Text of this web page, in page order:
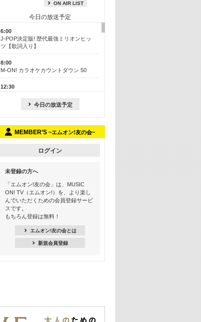
ON AIR LIST
今日の放送予定
6:00
J-POP決定版! 歴代最強ミリオンヒッ
ツ【歌詞入り】
8:00
M-ON! カラオケカウントダウン 50
12:30
18:30
Hits ON! 最新アニメ主題歌特集 ＜＃
17＞
19:30
Kis-My-Ft2特集
NEWS特集
エムオン! ビッグヒッツ
今日の放送予定
MEMBER’S ~エムオン!友の会~
ログイン
未登録の方へ
「エムオン!友の会」は、MUSIC
ON! TV（エムオン!）を、より楽し
んでいただくための会員登録サービ
スです。
もちろん登録は無料！
エムオン!友の会とは
新規会員登録